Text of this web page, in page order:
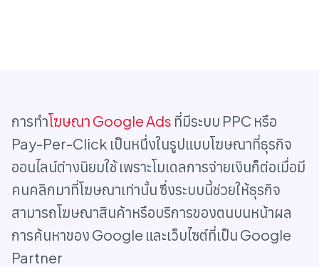
การทำโฆษณา Google Ads ที่มีระบบ PPC หรือ
Pay-Per-Click เป็นหนึ่งในรูปแบบโฆษณาที่ธุรกิจ
ออนไลน์ต่างนิยมใช้ เพราะโมเดลการจ่ายเงินก็ต่อเมื่อมี
คนคลิกมาที่โฆษณาเท่านั้น ซึ่งระบบนี้ช่วยให้ธุรกิจ
สามารถโฆษณาสินค้าหรือบริการของตนบนหน้าผล
การค้นหาของ Google และเว็บไซต์ที่เป็น Google
Partner